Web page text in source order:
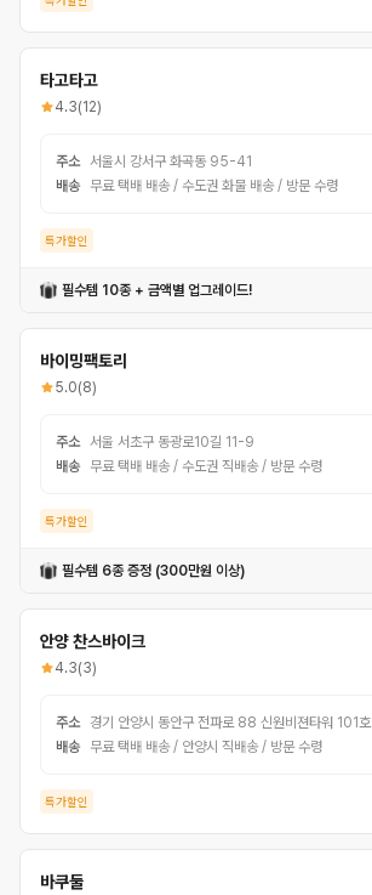
타고타고
4.3(12)
주소 서울시 강서구 화곡동 95-41
배송
무료 택배 배송 / 수도권 화물 배송 / 방문 수령
특가할인
필수템 10종 + 금액별 업그레이드!
번호자물쇠
자전거벨
바이밍팩토리
5.0(8)
주소 서울 서초구 동광로10길 11-9
배송
무료 택배 배송 / 수도권 직배송 / 방문 수령
특가할인
필수템 6종 증정 (300만원 이상)
안양 찬스바이크
4.3(3)
주소
경기 안양시 동안구 전파로 88 신원비젼타워 101호
배송
무료 택배 배송 / 안양시 직배송 / 방문 수령
특가할인
바쿠둘